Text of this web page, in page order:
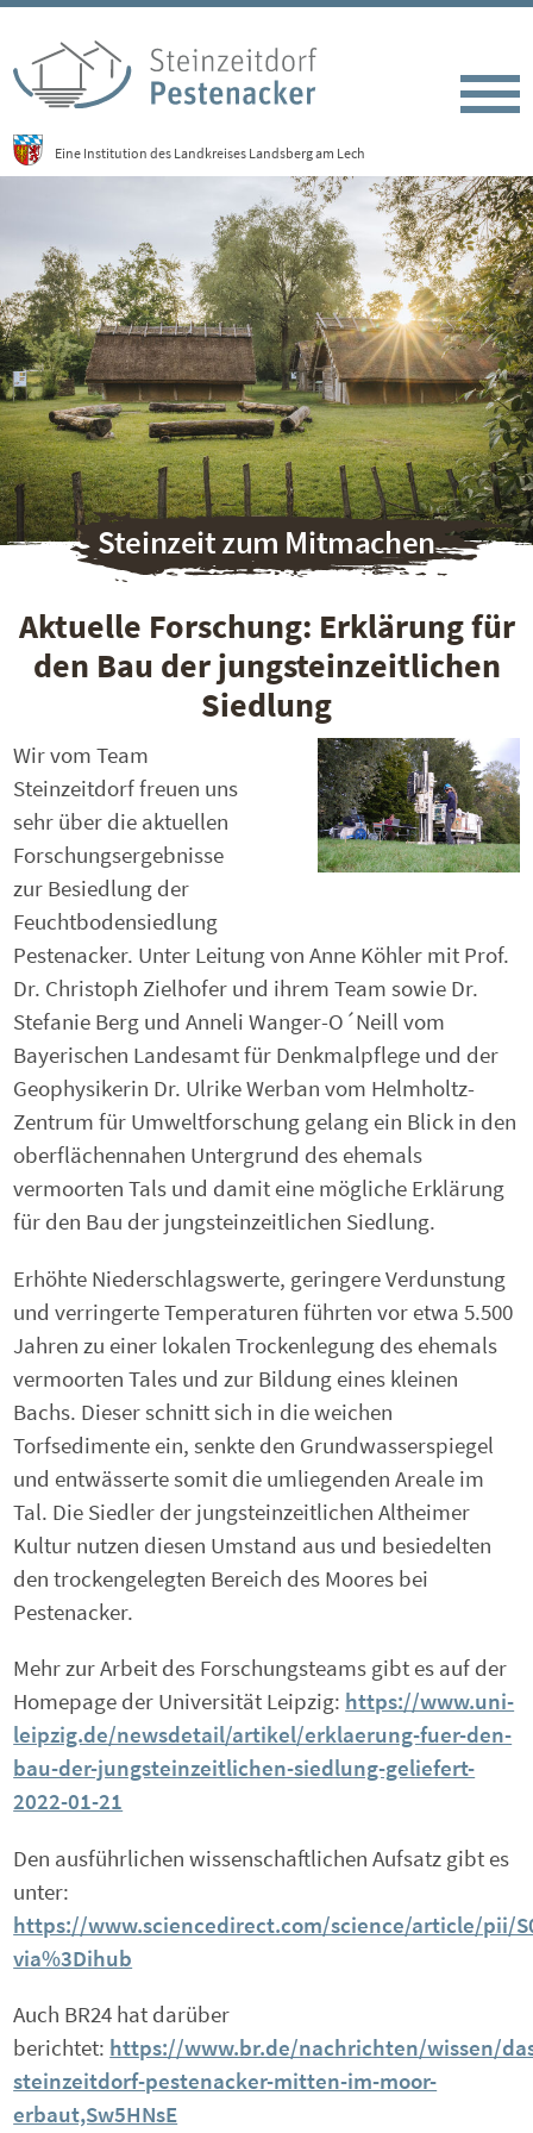
Eine Institution des Landkreises Landsberg am Lech
Steinzeit zum Mitmachen
Aktuelle Forschung: Erklärung für
den Bau der jungsteinzeitlichen
Siedlung
Wir vom Team
Steinzeitdorf freuen uns
sehr über die aktuellen
Forschungsergebnisse
zur Besiedlung der
Feuchtbodensiedlung
Pestenacker. Unter Leitung von Anne Köhler mit Prof.
Dr. Christoph Zielhofer und ihrem Team sowie Dr.
Stefanie Berg und Anneli Wanger-O´Neill vom
Bayerischen Landesamt für Denkmalpflege und der
Geophysikerin Dr. Ulrike Werban vom Helmholtz-
Zentrum für Umweltforschung gelang ein Blick in den
oberflächennahen Untergrund des ehemals
vermoorten Tals und damit eine mögliche Erklärung
für den Bau der jungsteinzeitlichen Siedlung.
Erhöhte Niederschlagswerte, geringere Verdunstung
und verringerte Temperaturen führten vor etwa 5.500
Jahren zu einer lokalen Trockenlegung des ehemals
vermoorten Tales und zur Bildung eines kleinen
Bachs. Dieser schnitt sich in die weichen
Torfsedimente ein, senkte den Grundwasserspiegel
und entwässerte somit die umliegenden Areale im
Tal. Die Siedler der jungsteinzeitlichen Altheimer
Kultur nutzen diesen Umstand aus und besiedelten
den trockengelegten Bereich des Moores bei
Pestenacker.
Mehr zur Arbeit des Forschungsteams gibt es auf der
Homepage der Universität Leipzig: https://www.uni-
leipzig.de/newsdetail/artikel/erklaerung-fuer-den-
bau-der-jungsteinzeitlichen-siedlung-geliefert-
2022-01-21
Den ausführlichen wissenschaftlichen Aufsatz gibt es
unter:
https://www.sciencedirect.com/science/article/pii/
via%3Dihub
Auch BR24 hat darüber
berichtet: https://www.br.de/nachrichten/wissen/
steinzeitdorf-pestenacker-mitten-im-moor-
erbaut,Sw5HNsE